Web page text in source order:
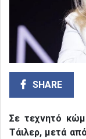
SHARE
Σε τεχνητό
Τάιλερ, μετά